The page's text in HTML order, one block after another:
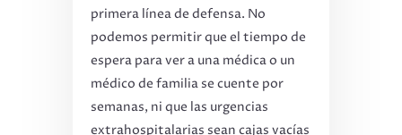
primera línea de defensa. No
podemos permitir que el tiempo de
espera para ver a una médica o un
médico de familia se cuente por
semanas, ni que las urgencias
extrahospitalarias sean cajas vacías